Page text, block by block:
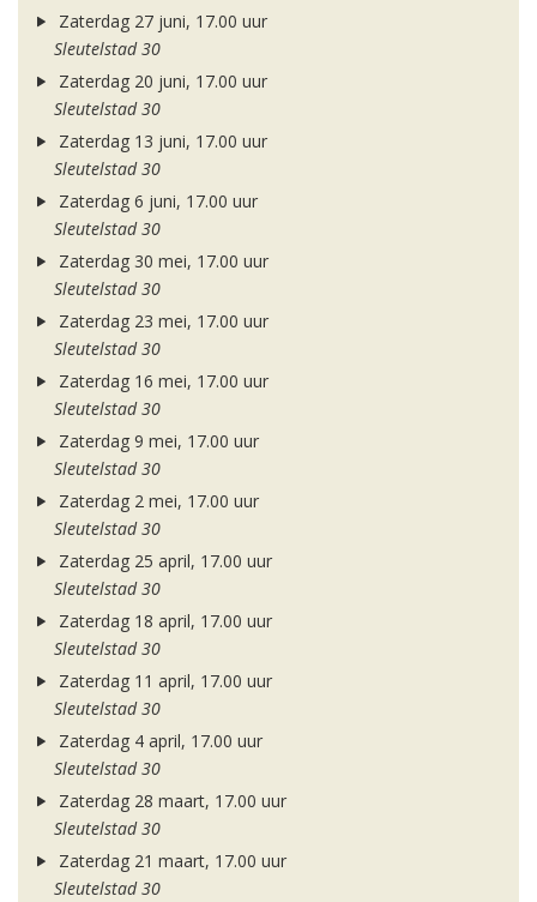
Zaterdag 27 juni, 17.00 uur
Sleutelstad 30
Zaterdag 20 juni, 17.00 uur
Sleutelstad 30
Zaterdag 13 juni, 17.00 uur
Sleutelstad 30
Zaterdag 6 juni, 17.00 uur
Sleutelstad 30
Zaterdag 30 mei, 17.00 uur
Sleutelstad 30
Zaterdag 23 mei, 17.00 uur
Sleutelstad 30
Zaterdag 16 mei, 17.00 uur
Sleutelstad 30
Zaterdag 9 mei, 17.00 uur
Sleutelstad 30
Zaterdag 2 mei, 17.00 uur
Sleutelstad 30
Zaterdag 25 april, 17.00 uur
Sleutelstad 30
Zaterdag 18 april, 17.00 uur
Sleutelstad 30
Zaterdag 11 april, 17.00 uur
Sleutelstad 30
Zaterdag 4 april, 17.00 uur
Sleutelstad 30
Zaterdag 28 maart, 17.00 uur
Sleutelstad 30
Zaterdag 21 maart, 17.00 uur
Sleutelstad 30